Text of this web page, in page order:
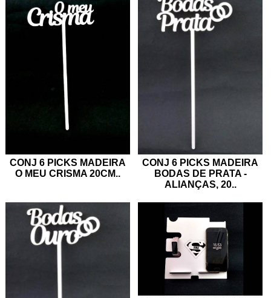
CONJ 6 PICKS MADEIRA
O MEU CRISMA 20CM..
CONJ 6 PICKS MADEIRA
BODAS DE PRATA -
ALIANÇAS, 20..